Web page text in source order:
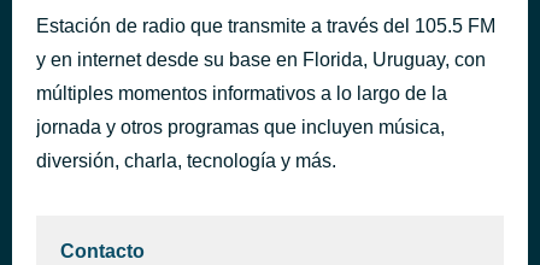
Estación de radio que transmite a través del 105.5 FM
y en internet desde su base en Florida, Uruguay, con
múltiples momentos informativos a lo largo de la
jornada y otros programas que incluyen música,
diversión, charla, tecnología y más.
Contacto